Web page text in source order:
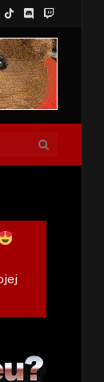
TikTokDiscordTwitch